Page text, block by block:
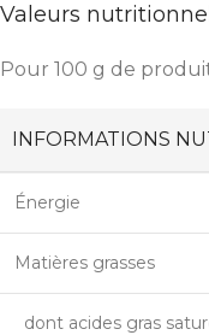
Valeurs
Pour 100 g de
INFORMATIONS
Énergie
Matières grasses
dont acides gras